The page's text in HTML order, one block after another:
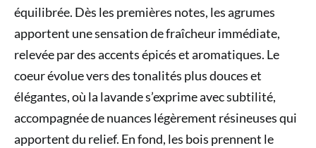
équilibrée. Dès les premières notes, les agrumes
apportent une sensation de fraîcheur immédiate,
relevée par des accents épicés et aromatiques. Le
coeur évolue vers des tonalités plus douces et
élégantes, où la lavande s’exprime avec subtilité,
accompagnée de nuances légèrement résineuses qui
apportent du relief. En fond, les bois prennent le